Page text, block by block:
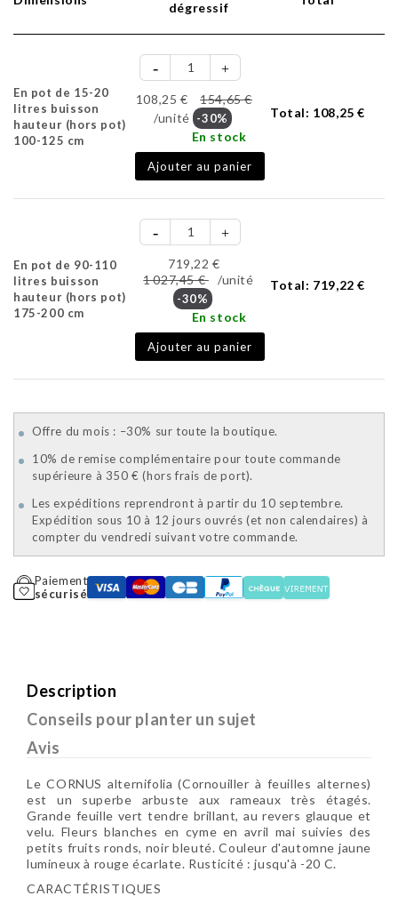
dégressif
En pot de 15-20
litres buisson
hauteur (hors pot)
100-125 cm
108,25 €
154,65 €
/unité -30%
En stock
Ajouter au panier
Total: 108,25 €
En pot de 90-110
litres buisson
hauteur (hors pot)
175-200 cm
719,22 €
1 027,45 € /unité
-30%
En stock
Ajouter au panier
Total: 719,22 €
Offre du mois : –30% sur toute la boutique.
10% de remise complémentaire pour toute commande
supérieure à 350 € (hors frais de port).
Les expéditions reprendront à partir du 10 septembre.
Expédition sous 10 à 12 jours ouvrés (et non calendaires) à
compter du vendredi suivant votre commande.
Paiement
sécurisé
Description
Conseils pour planter un sujet
Avis
Le CORNUS alternifolia (Cornouiller à feuilles alternes)
est un superbe arbuste aux rameaux très étagés.
Grande feuille vert tendre brillant, au revers glauque et
velu. Fleurs blanches en cyme en avril mai suivies des
petits fruits ronds, noir bleuté. Couleur d'automne jaune
lumineux à rouge écarlate. Rusticité : jusqu'à -20 C.
CARACTÉRISTIQUES